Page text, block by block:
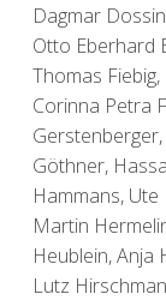
Dagmar
Otto Eberhard
Thomas
Corinna Petra
Göthner,
Hammans,
Martin
Heublein, Anja
Lutz